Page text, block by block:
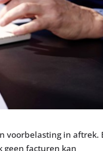
voorbelasting in aftrek.
geen facturen kan